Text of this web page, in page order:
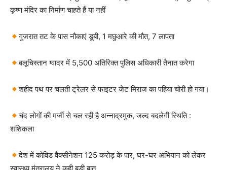
कृष्ण मंदिर का निर्माण चाहते हैं या नहीं
गुजरात तट के पास नौकाएं डूबी, 1 मछुआरे की मौत, 7 लापता
बलूचिस्तान ग्वादर में 5,500 अतिरिक्त पुलिस अधिकारी तैनात करेगा
शहीद पथ पर चलती ट्रेलर से फाइटर जेट मिराज का पहिया चोरी हो गया।
चंद लोगों की मर्जी से चल रही है अन्नाद्रमुक, जल्द बदलेगी स्थिति :
शशिकला
देश में कोविड वैक्सीनेशन 125 करोड़ के पार, घर-घर अभियान को लेकर